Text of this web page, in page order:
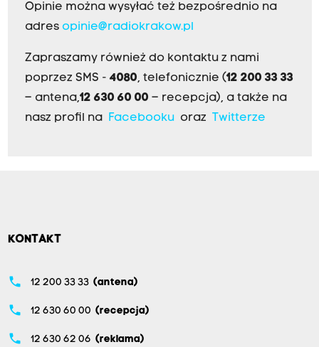
Opinie można wysyłać też bezpośrednio na
adres opinie@radiokrakow.pl
Zapraszamy również do kontaktu z nami
poprzez SMS - 4080, telefonicznie (12 200 33 33
– antena,12 630 60 00 – recepcja), a także na
nasz profil na
Facebookuoraz Twitterze
KONTAKT
phone 12 200 33 33 (antena)
phone 12 630 60 00 (recepcja)
phone 12 630 62 06 (reklama)